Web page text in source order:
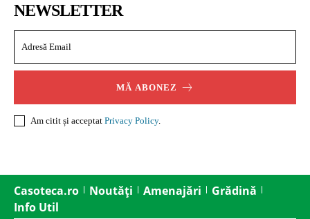
NEWSLETTER
MĂ ABONEZ
Am citit și acceptat Privacy Policy.
Casoteca.ro Noutăți Amenajări
Grădină
Info Util